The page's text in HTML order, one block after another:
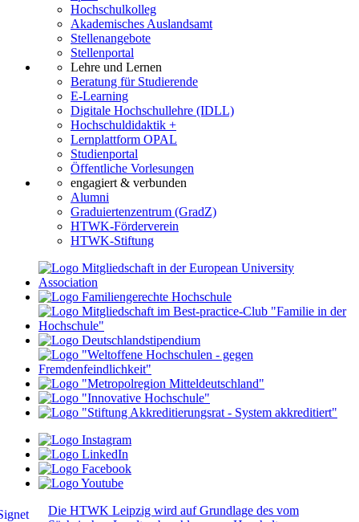
Hochschulkolleg
Akademisches Auslandsamt
Stellenangebote
Stellenportal
Lehre und Lernen
Beratung für Studierende
E-Learning
Digitale Hochschullehre (IDLL)
Hochschuldidaktik +
Lernplattform OPAL
Studienportal
Öffentliche Vorlesungen
engagiert & verbunden
Alumni
Graduiertenzentrum (GradZ)
HTWK-Förderverein
HTWK-Stiftung
Die HTWK Leipzig wird auf Grundlage des vom